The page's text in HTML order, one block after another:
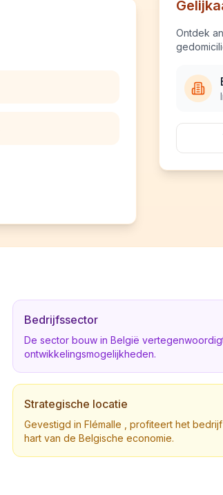
Ontdek
Bedrijfssector
De sector bouw in België
ontwikkelingsmogelijkheden.
Strategische locatie
Gevestigd in Flémalle , profiteert het
hart van de Belgische economie.